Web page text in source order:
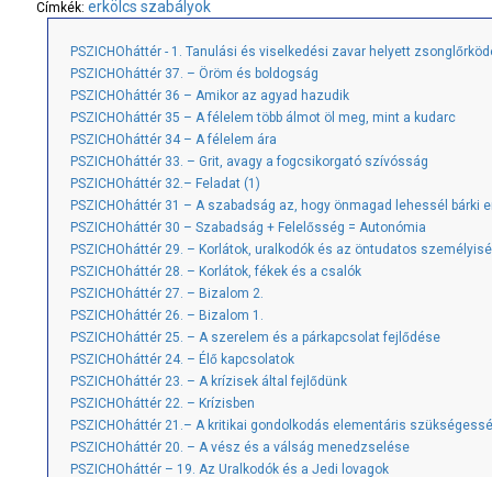
Címkék: erkölcs szabályok
PSZICHOháttér - 1. Tanulási és viselkedési zavar helyett
PSZICHOháttér 37. – Öröm és boldogság
PSZICHOháttér 36 – Amikor az agyad hazudik
PSZICHOháttér 35 – A félelem több álmot öl meg, mint a kudarc
PSZICHOháttér 34 – A félelem ára
PSZICHOháttér 33. – Grit, avagy a fogcsikorgató szívósság
PSZICHOháttér 32.– Feladat (1)
PSZICHOháttér 31 – A szabadság az, hogy önmagad lehessél bárki
PSZICHOháttér 30 – Szabadság + Felelősség = Autonómia
PSZICHOháttér 29. – Korlátok, uralkodók és az öntudatos
PSZICHOháttér 28. – Korlátok, fékek és a csalók
PSZICHOháttér 27. – Bizalom 2.
PSZICHOháttér 26. – Bizalom 1.
PSZICHOháttér 25. – A szerelem és a párkapcsolat fejlődése
PSZICHOháttér 24. – Élő kapcsolatok
PSZICHOháttér 23. – A krízisek által fejlődünk
PSZICHOháttér 22. – Krízisben
PSZICHOháttér 21.– A kritikai gondolkodás elementáris
PSZICHOháttér 20. – A vész és a válság menedzselése
PSZICHOháttér – 19. Az Uralkodók és a Jedi lovagok